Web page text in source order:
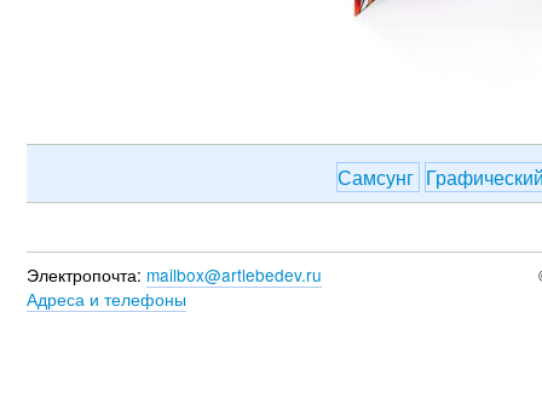
Самсунг
Электропочта: mailbox@artlebedev.ru
Адреса и телефоны